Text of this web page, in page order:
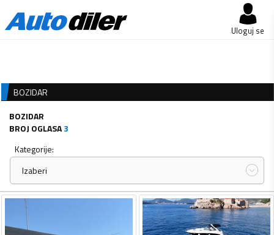
Uloguj se
BOZIDAR
BOZIDAR
BROJ OGLASA3
Kategorije:
Izaberi